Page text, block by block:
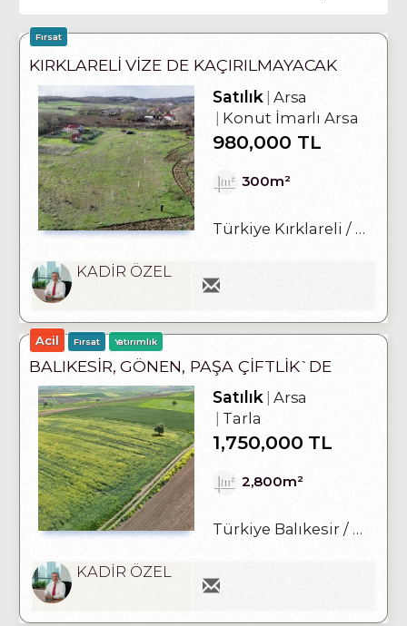
Fırsat
KIRKLARELİ VİZE DE KAÇIRILMAYACAK
FIRSAT YATIRIMLIK ARSASatılık Arsa
Konut İmarlı Arsa
980,000 TL
300m²
Türkiye Kırklareli / Vize
KADİR ÖZEL
Acil Fırsat Yatırımlık
BALIKESIR, GÖNEN, PAŞA ÇIFTLIK`DE
DENIZ MANZARALI SATILIK ARSA
Satılık Arsa
Tarla
1,750,000 TL
2,800m²
Türkiye Balıkesir / Gönen
KADİR ÖZEL